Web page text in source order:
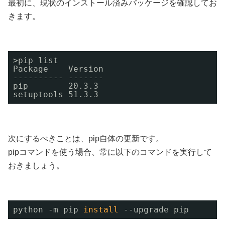
最初に、現状のインストール済みパッケージを確認してお
きます。
>pip list
Package    Version
---------- -------
pip        20.3.3
setuptools 51.3.3
次にするべきことは、pip自体の更新です。
pipコマンドを使う場合、常に以下のコマンドを実行して
おきましょう。
python -m pip install --upgrade pip